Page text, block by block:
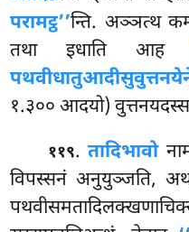
परामट्ठ’’न्ति. अञ्ञत्थ
तथा इधाति आह
पथवीधातुआदीसु
१.३०० आदयो)
११९.तादिभावो
विपस्सनं अनुयुञ्जति, अथ